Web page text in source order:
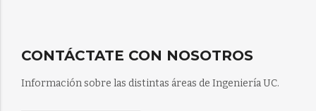
CONTÁCTATE CON NOSOTROS
Información sobre las distintas áreas de Ingeniería UC.